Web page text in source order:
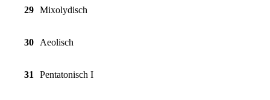
29 Mixolydisch
30 Aeolisch
31 Pentatonisch I